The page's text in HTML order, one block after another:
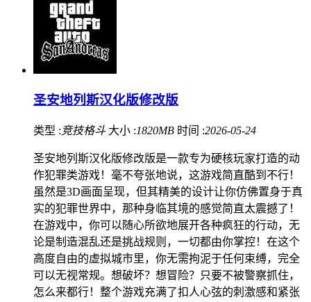
圣安地列斯汉化版修改版
类型 : 竞技格斗 大小 :1820MB 时间 :2026-05-24
圣安地列斯汉化版修改版是一款专为硬核玩家打造的动
作犯罪类游戏！毫不夸张地说，这游戏简直酷到不行！
虽然是3D画面呈现，但其精美的设计让你仿佛置身于真
实的犯罪世界中，那种身临其境的感觉简直太震撼了！
在游戏中，你可以随心所欲地展开各种疯狂的行动，无
论是制造混乱还是挑战规则，一切都由你掌控！在这个
高度自由的虚拟城市里，你无需拘泥于任何束缚，完全
可以无视常规。想破坏？想冒险？只要不被警察抓住，
怎么来都行！整个游戏充满了扣人心弦的刺激感和紧张